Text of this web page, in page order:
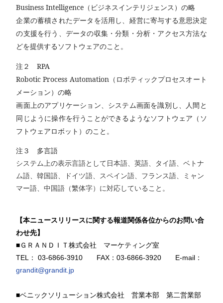
Business Intelligence （ビジネスインテリジェンス）の略
企業の蓄積されたデータを活用し、経営に寄与する意思決定
の支援を行う、データの収集・分類・分析・アクセス方法な
どを提供するソフトウェアのこと。
注２RPA
Robotic Process Automation（ロボティックプロセスオート
メーション）の略
画面上のアプリケーション、システム画面を識別し、人間と
同じように操作を行うことができるようなソフトウェア（ソ
フトウェアロボット）のこと。
注３ 多言語
システム上の表示言語として日本語、英語、タイ語、ベトナ
ム語、韓国語、ドイツ語、スペイン語、フランス語、ミャン
マー語、中国語（繁体字）に対応していること。
【本ニュースリリースに関する報道関係各位からのお問い合
わせ先】
■ＧＲＡＮＤＩＴ株式会社 マーケティング室
TEL
：03-6866-3910 FAX ：03-6866-3920 E-mail ：
grandit@grandit.jp
■ベニックソリューション株式会社 営業本部 第二営業部